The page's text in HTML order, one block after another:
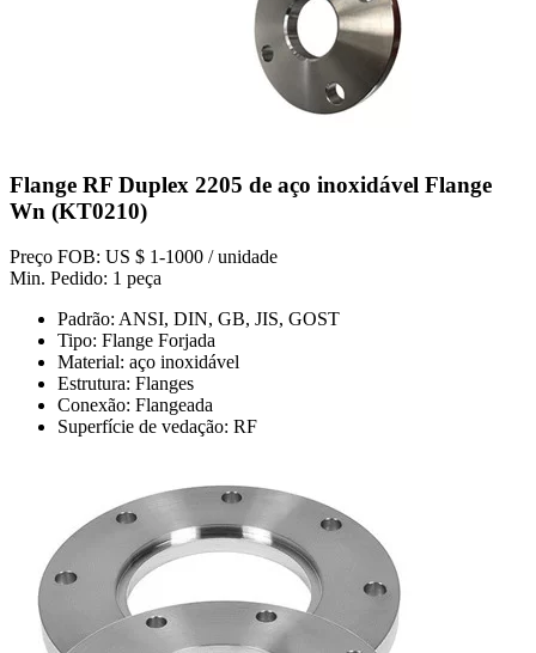
Flange RF Duplex 2205 de aço inoxidável Flange
Wn (KT0210)
Preço FOB: US $ 1-1000 / unidade
Min. Pedido: 1 peça
Padrão: ANSI, DIN, GB, JIS, GOST
Tipo: Flange Forjada
Material: aço inoxidável
Estrutura: Flanges
Conexão: Flangeada
Superfície de vedação: RF